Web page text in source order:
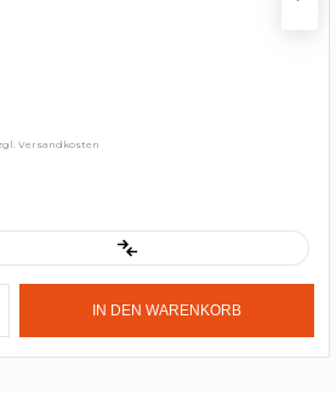
Versandkosten
IN DEN WARENKORB